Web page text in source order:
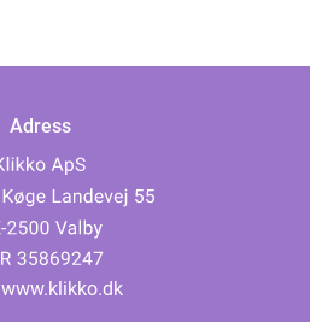
Adress
www.klikko.dk